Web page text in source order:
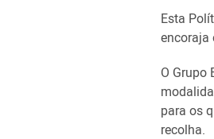
Esta
encoraja
O Grupo
para os
recolha.